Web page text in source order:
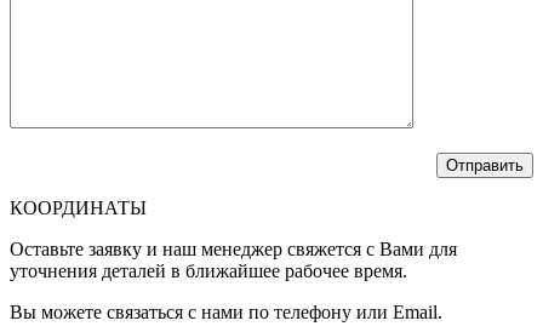
КООРДИНАТЫ
Оставьте заявку и наш менеджер свяжется с Вами для
уточнения деталей в ближайшее рабочее время.
Вы можете связаться с нами по телефону или Email.